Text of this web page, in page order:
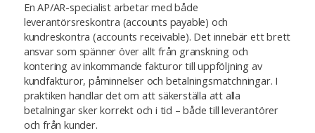
En AP/AR-specialist arbetar med både
leverantörsreskontra (accounts payable) och
kundreskontra (accounts receivable). Det innebär ett brett
ansvar som spänner över allt från granskning och
kontering av inkommande fakturor till uppföljning av
kundfakturor, påminnelser och betalningsmatchningar. I
praktiken handlar det om att säkerställa att alla
betalningar sker korrekt och i tid – både till leverantörer
och från kunder.